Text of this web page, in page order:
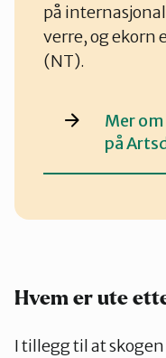
på
verre, og ekorn
(NT).
Mer
på
Hvem er ute
I tillegg til at